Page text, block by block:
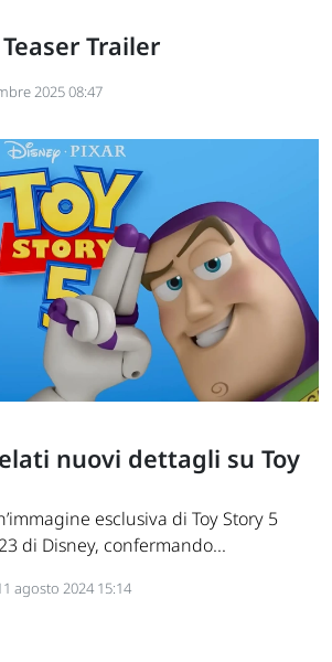
Trailer
2025 08:47
nuovi dettagli su Toy
esclusiva di Toy Story 5
di Disney, confermando...
agosto 2024 15:14